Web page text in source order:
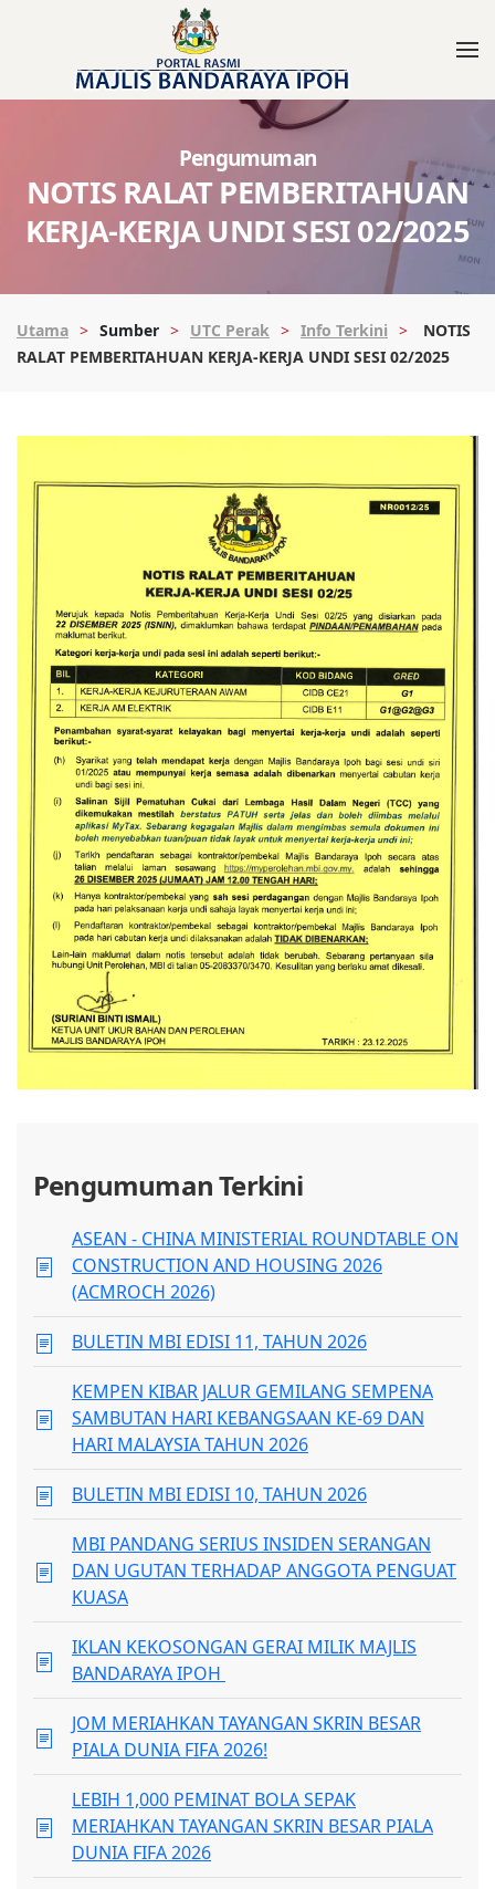
Pengumuman
NOTIS RALAT PEMBERITAHUAN
KERJA-KERJA UNDI SESI 02/2025
Utama Sumber UTC Perak Info Terkini
NOTIS
RALAT PEMBERITAHUAN KERJA-KERJA UNDI SESI 02/2025
Pengumuman Terkini
ASEAN - CHINA MINISTERIAL ROUNDTABLE ON
CONSTRUCTION AND HOUSING 2026
(ACMROCH 2026)
BULETIN MBI EDISI 11, TAHUN 2026
KEMPEN KIBAR JALUR GEMILANG SEMPENA
SAMBUTAN HARI KEBANGSAAN KE-69 DAN
HARI MALAYSIA TAHUN 2026
BULETIN MBI EDISI 10, TAHUN 2026
MBI PANDANG SERIUS INSIDEN SERANGAN
DAN UGUTAN TERHADAP ANGGOTA PENGUAT
KUASA
IKLAN KEKOSONGAN GERAI MILIK MAJLIS
BANDARAYA IPOH
JOM MERIAHKAN TAYANGAN SKRIN BESAR
PIALA DUNIA FIFA 2026!
LEBIH 1,000 PEMINAT BOLA SEPAK
MERIAHKAN TAYANGAN SKRIN BESAR PIALA
DUNIA FIFA 2026